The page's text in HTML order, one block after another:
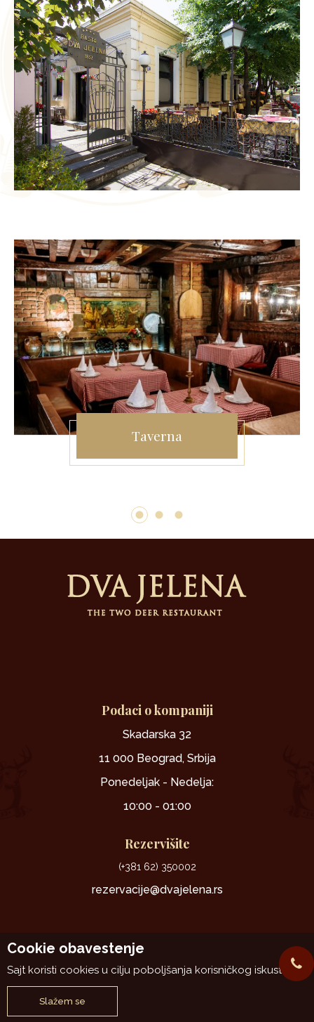
Taverna
1 2 3
Podaci o kompaniji
Skadarska 32
11 000 Beograd, Srbija
Ponedeljak - Nedelja:
10:00 - 01:00
Rezervišite
(+381 62) 350002
rezervacije@dvajelena.rs
@2026 www.dvajelena.rs
Cookie obavestenje
Sajt koristi cookies u cilju poboljšanja korisničkog iskustva.
Slažem se